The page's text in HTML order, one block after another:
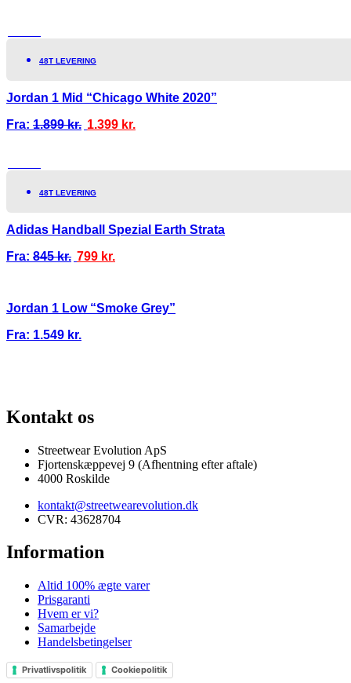
48T LEVERING
Jordan 1 Mid “Chicago White 2020”
Fra: 1.899kr. 1.399 kr.
48T LEVERING
Adidas Handball Spezial Earth Strata
Fra: 845kr. 799 kr.
Jordan 1 Low “Smoke Grey”
Fra: 1.549 kr.
Kontakt os
Streetwear Evolution ApS
Fjortenskæppevej 9 (Afhentning efter aftale)
4000 Roskilde
kontakt@streetwearevolution.dk
CVR: 43628704
Information
Altid 100% ægte varer
Prisgaranti
Hvem er vi?
Samarbejde
Handelsbetingelser
Privatlivspolitik Cookiepolitik